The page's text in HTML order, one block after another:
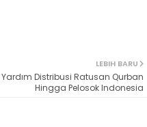
LEBIH BARU
Distribusi Ratusan Qurban
Hingga Pelosok Indonesia